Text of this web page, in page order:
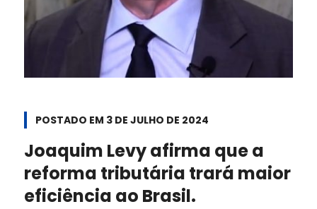
POSTADO EM 3 DE JULHO DE 2024
Joaquim Levy afirma que a
reforma tributária trará maior
eficiência ao Brasil.